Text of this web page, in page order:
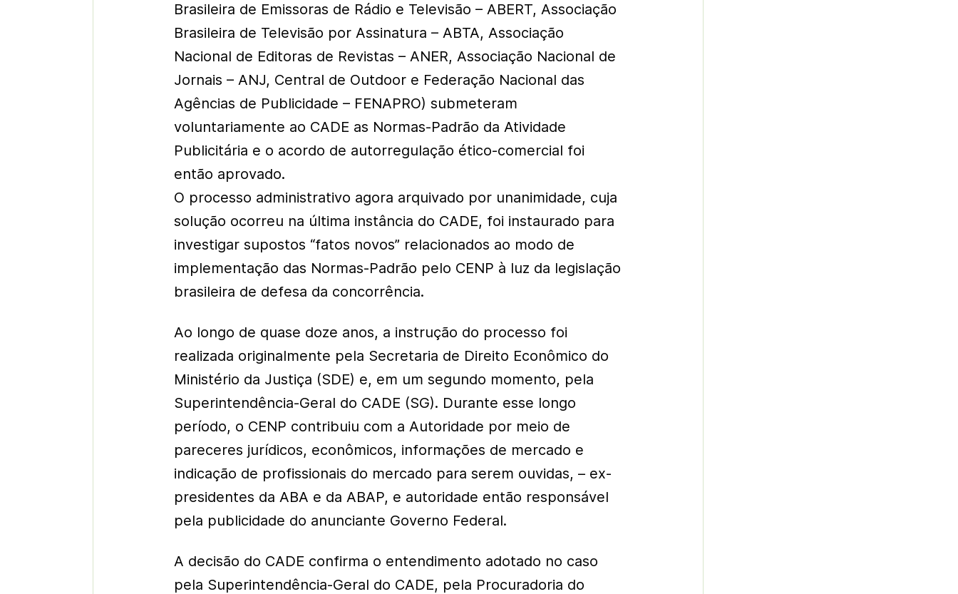
Brasileira de Emissoras de Rádio e Televisão – ABERT, Associação
Brasileira de Televisão por Assinatura – ABTA, Associação
Nacional de Editoras de Revistas – ANER, Associação Nacional de
Jornais – ANJ, Central de Outdoor e Federação Nacional das
Agências de Publicidade – FENAPRO) submeteram
voluntariamente ao CADE as Normas-Padrão da Atividade
Publicitária e o acordo de autorregulação ético-comercial foi
então aprovado.
O processo administrativo agora arquivado por unanimidade, cuja
solução ocorreu na última instância do CADE, foi instaurado para
investigar supostos “fatos novos” relacionados ao modo de
implementação das Normas-Padrão pelo CENP à luz da legislação
brasileira de defesa da concorrência.
Ao longo de quase doze anos, a instrução do processo foi
realizada originalmente pela Secretaria de Direito Econômico do
Ministério da Justiça (SDE) e, em um segundo momento, pela
Superintendência-Geral do CADE (SG). Durante esse longo
período, o CENP contribuiu com a Autoridade por meio de
pareceres jurídicos, econômicos, informações de mercado e
indicação de profissionais do mercado para serem ouvidas, – ex-
presidentes da ABA e da ABAP, e autoridade então responsável
pela publicidade do anunciante Governo Federal.
A decisão do CADE confirma o entendimento adotado no caso
pela Superintendência-Geral do CADE, pela Procuradoria do